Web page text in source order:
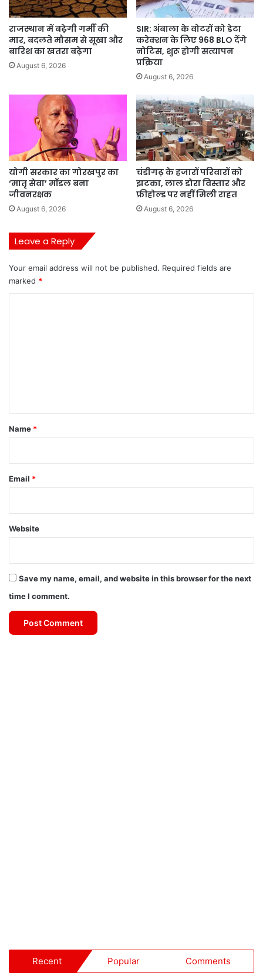
राजस्थान में बढ़ेगी गर्मी की
मार, बदलते मौसम से सूखा और
बारिश का खतरा बढ़ेगा
August 6, 2026
SIR: अंबाला के वोटरों को डेटा
करेक्शन के लिए 968 BLO देंगे
नोटिस, शुरू होगी सत्यापन
प्रक्रिया
August 6, 2026
योगी सरकार का गोरखपुर का
‘मातृ सेवा’ मॉडल बना
जीवनरक्षक
August 6, 2026
चंडीगढ़ के हजारों परिवारों को
झटका, लाल डोरा विस्तार और
फ्रीहोल्ड पर नहीं मिली राहत
August 6, 2026
Leave a Reply
Your email address will not be published. Required fields are
marked *
*
Name *
Email *
Website
Save my name, email, and website in this browser for the next
time I comment.
Recent Popular Comments